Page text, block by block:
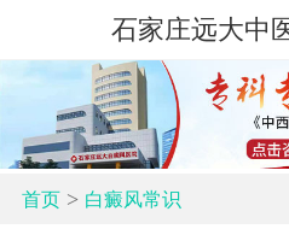
石家庄远大中
首页> 白癜风常识